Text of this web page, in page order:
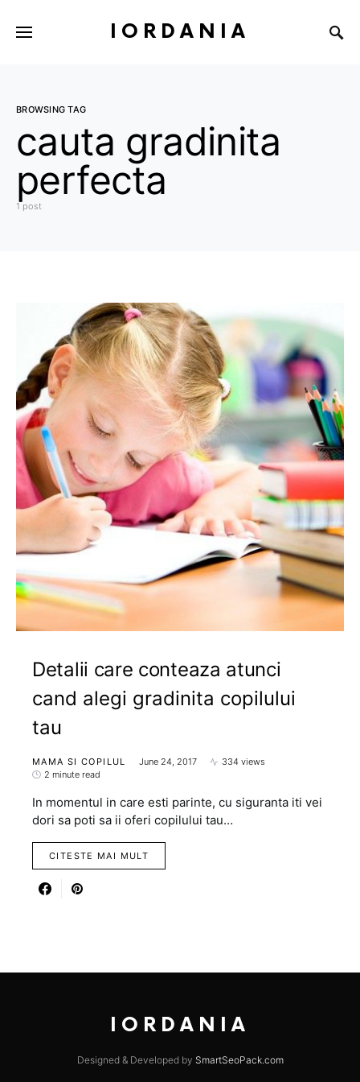
IORDANIA
BROWSING TAG
cauta gradinita
perfecta
1 post
Detalii care conteaza atunci
cand alegi gradinita copilului
tau
MAMA SI COPILUL June 24, 2017
334 views
2 minute read
In momentul in care esti parinte, cu siguranta iti vei
dori sa poti sa ii oferi copilului tau…
CITESTE MAI MULT
IORDANIA
Designed & Developed by SmartSeoPack.com